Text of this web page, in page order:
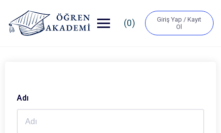
(0)
Giriş Yap / Kayıt
Ol
Adı